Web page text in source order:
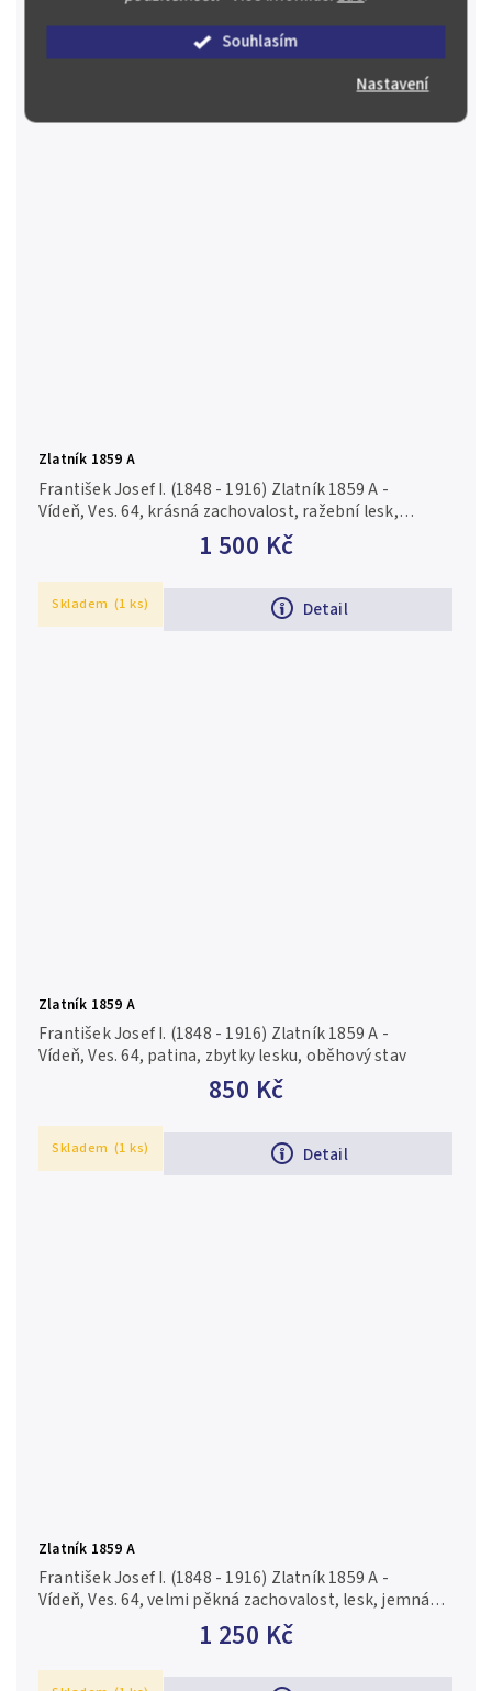
Souhlasím
Nastavení
Detail
Skladem (1 ks)
Zlatník 1859 A
1 500 Kč
Detail
František Josef I. (1848 - 1916) Zlatník 1859 A -
Vídeň, Ves. 64, krásná zachovalost, ražební lesk,
drobné rysky a hranky
Skladem (1 ks)
Zlatník 1859 A
850 Kč
Detail
František Josef I. (1848 - 1916) Zlatník 1859 A -
Vídeň, Ves. 64, patina, zbytky lesku, oběhový stav
Skladem (1 ks)
Zlatník 1859 A
1 250 Kč
František Josef I. (1848 - 1916) Zlatník 1859 A -
Vídeň, Ves. 64, velmi pěkná zachovalost, lesk, jemná
patina, rysky a drobné hranky